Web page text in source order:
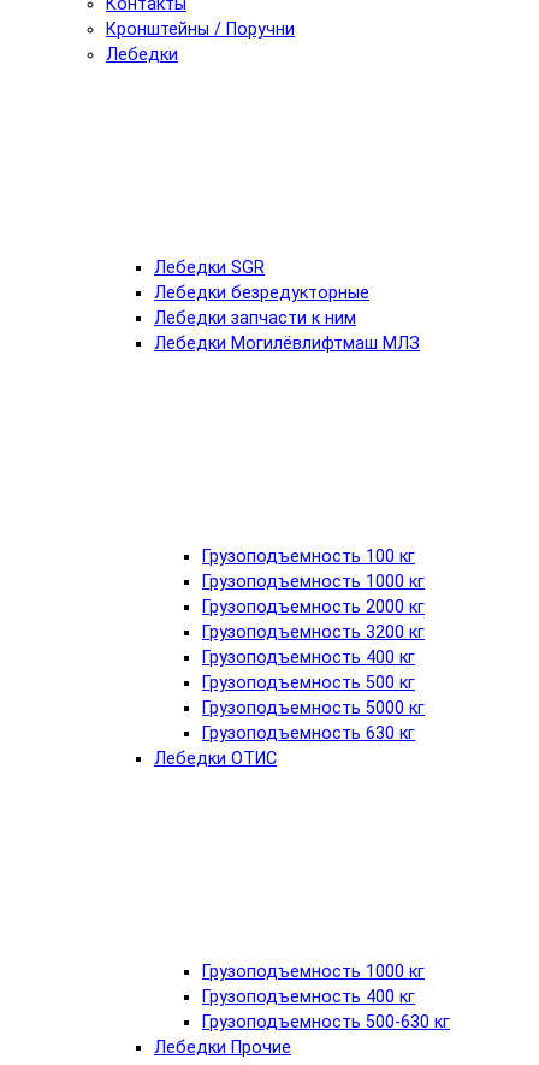
Кронштейны / Поручни
Лебедки
Лебедки SGR
Лебедки безредукторные
Лебедки запчасти к ним
Лебедки Могилёвлифтмаш МЛЗ
Грузоподъемность 100 кг
Грузоподъемность 1000 кг
Грузоподъемность 2000 кг
Грузоподъемность 3200 кг
Грузоподъемность 400 кг
Грузоподъемность 500 кг
Грузоподъемность 5000 кг
Грузоподъемность 630 кг
Лебедки ОТИС
Грузоподъемность 1000 кг
Грузоподъемность 400 кг
Грузоподъемность 500-630 кг
Лебедки Прочие